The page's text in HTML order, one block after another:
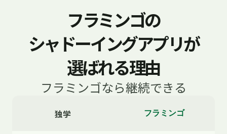
エミリー: 水曜で問題ありません。今日からアソシ
エイトに詳細レビューに入らせますし、主要なコ
ンプライアンス項目については私が直接確認しま
す。修正案と要点のサマリーも併せて送付しま
と統合して、交渉用のバージョンを仕上げます。
フラミンゴの
シャドーイングアプリが
選ばれる理由
フラミンゴなら継続できる
独学 フラミンゴ